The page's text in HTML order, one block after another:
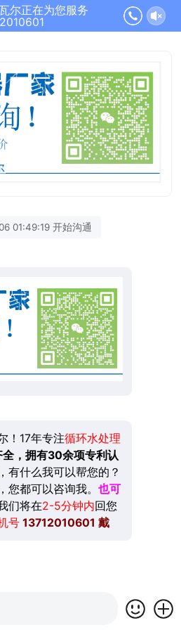
尔正在为您服务
01:49:19 开始沟通
！17年专注循环水处理
全，拥有30余项专利认
，有什么我可以帮您的？
您都可以咨询我。 也可
们将在2-5分钟内回您
号 13712010601 戴